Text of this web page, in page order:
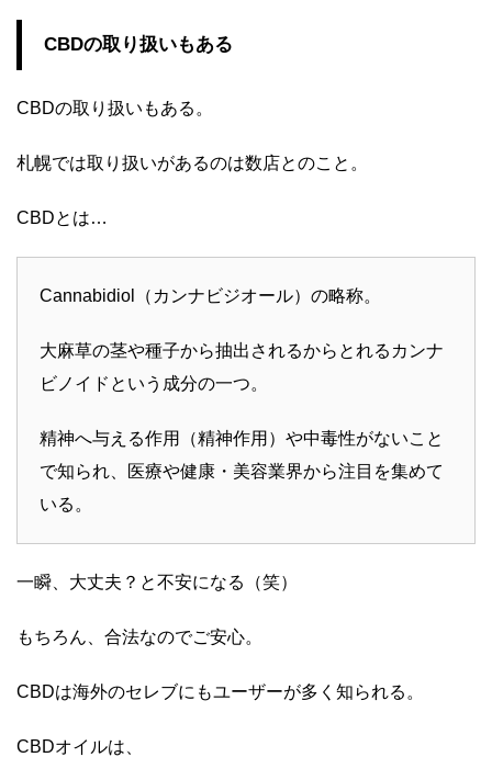
CBDの取り扱いもある
CBDの取り扱いもある。
札幌では取り扱いがあるのは数店とのこと。
CBDとは…
Cannabidiol（カンナビジオール）の略称。
大麻草の茎や種子から抽出されるからとれるカンナ
ビノイドという成分の一つ。
精神へ与える作用（精神作用）や中毒性がないこと
で知られ、医療や健康・美容業界から注目を集めて
いる。
一瞬、大丈夫？と不安になる（笑）
もちろん、合法なのでご安心。
CBDは海外のセレブにもユーザーが多く知られる。
CBDオイルは、